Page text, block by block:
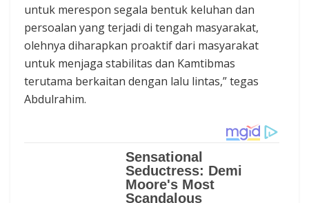
untuk merespon segala bentuk keluhan dan
persoalan yang terjadi di tengah masyarakat,
olehnya diharapkan proaktif dari masyarakat
untuk menjaga stabilitas dan Kamtibmas
terutama berkaitan dengan lalu lintas,” tegas
Abdulrahim.